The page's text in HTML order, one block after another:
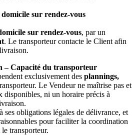
sur rendez-vous
sur rendez-vous, par un
. Le transporteur contacte le Client afin
– Capacité du transporteur
exclusivement des plannings,
Le Vendeur ne maîtrise pas et
disponibles, ni un horaire précis à
ses obligations légales de délivrance, et
pour faciliter la coordination
transporteur.